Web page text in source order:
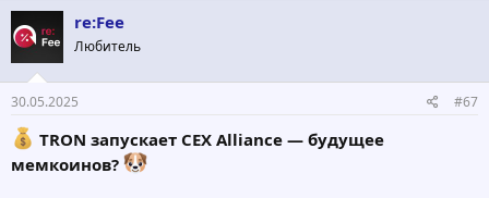
re:Fee
Любитель
30.05.2025 #67
TRON запускает CEX Alliance — будущее
мемкоинов?